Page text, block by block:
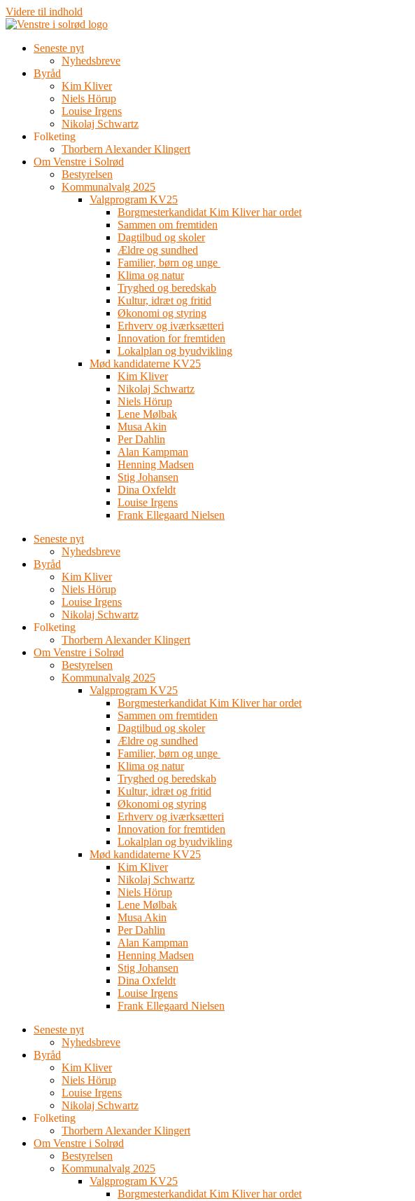
Videre til indhold
Seneste nyt
Nyhedsbreve
Byråd
Kim Kliver
Niels Hörup
Louise Irgens
Nikolaj Schwartz
Folketing
Thorbern Alexander Klingert
Om Venstre i Solrød
Bestyrelsen
Kommunalvalg 2025
Valgprogram KV25
Borgmesterkandidat Kim Kliver har ordet
Sammen om fremtiden
Dagtilbud og skoler
Ældre og sundhed
Familier, børn og unge
Klima og natur
Tryghed og beredskab
Kultur, idræt og fritid
Økonomi og styring
Erhverv og iværksætteri
Innovation for fremtiden
Lokalplan og byudvikling
Mød kandidaterne KV25
Kim Kliver
Nikolaj Schwartz
Niels Hörup
Lene Mølbak
Musa Akin
Per Dahlin
Alan Kampman
Henning Madsen
Stig Johansen
Dina Oxfeldt
Louise Irgens
Frank Ellegaard Nielsen
Seneste nyt
Nyhedsbreve
Byråd
Kim Kliver
Niels Hörup
Louise Irgens
Nikolaj Schwartz
Folketing
Thorbern Alexander Klingert
Om Venstre i Solrød
Bestyrelsen
Kommunalvalg 2025
Valgprogram KV25
Borgmesterkandidat Kim Kliver har ordet
Sammen om fremtiden
Dagtilbud og skoler
Ældre og sundhed
Familier, børn og unge
Klima og natur
Tryghed og beredskab
Kultur, idræt og fritid
Økonomi og styring
Erhverv og iværksætteri
Innovation for fremtiden
Lokalplan og byudvikling
Mød kandidaterne KV25
Kim Kliver
Nikolaj Schwartz
Niels Hörup
Lene Mølbak
Musa Akin
Per Dahlin
Alan Kampman
Henning Madsen
Stig Johansen
Dina Oxfeldt
Louise Irgens
Frank Ellegaard Nielsen
Seneste nyt
Nyhedsbreve
Byråd
Kim Kliver
Niels Hörup
Louise Irgens
Nikolaj Schwartz
Folketing
Thorbern Alexander Klingert
Om Venstre i Solrød
Bestyrelsen
Kommunalvalg 2025
Valgprogram KV25
Borgmesterkandidat Kim Kliver har ordet